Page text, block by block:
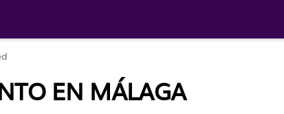
EN MÁLAGA